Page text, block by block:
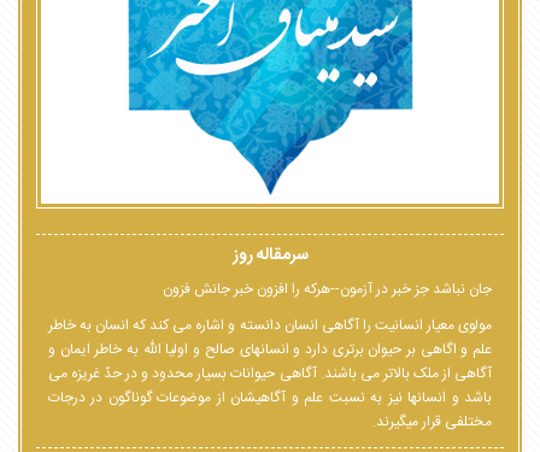
سرمقاله روز
جان نباشد جز خبر در آزمون--هرکه را افزون خبر جانش فزون
مولوی معیار انسانیت را آگاهی انسان دانسته و اشاره می کند که انسان به خاطر
علم و اگاهی بر حیوان برتری دارد و انسانهای صالح و اولیا الله به خاطر ایمان و
آگاهی از ملک بالاتر می باشند. آگاهی حیوانات بسیار محدود و در حدّ غریزه می
باشد و انسانها نیز به نسبت علم و آگاهیشان از موضوعات گوناگون در درجات
مختلفی قرار میگیرند.